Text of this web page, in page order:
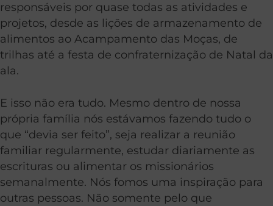
responsáveis por quase todas as atividades e
projetos, desde as lições de armazenamento de
alimentos ao Acampamento das Moças, de
trilhas até a festa de confraternização de Natal da
ala.
E isso não era tudo. Mesmo dentro de nossa
própria família nós estávamos fazendo tudo o
que “devia ser feito”, seja realizar a reunião
familiar regularmente, estudar diariamente as
escrituras ou alimentar os missionários
semanalmente. Nós fomos uma inspiração para
outras pessoas. Não somente pelo que